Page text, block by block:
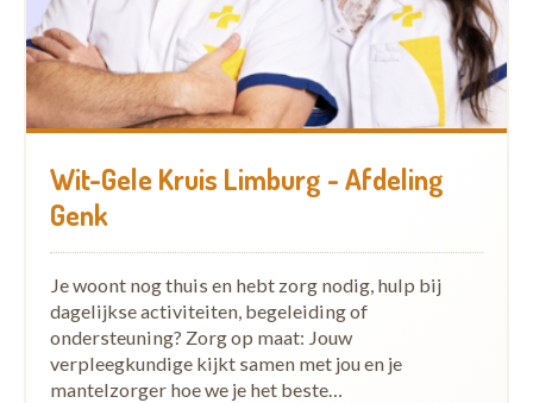
Wit-Gele Kruis Limburg - Afdeling
Genk
Je woont nog thuis en hebt zorg nodig, hulp bij
dagelijkse activiteiten, begeleiding of
ondersteuning? Zorg op maat: Jouw
verpleegkundige kijkt samen met jou en je
mantelzorger hoe we je het beste…